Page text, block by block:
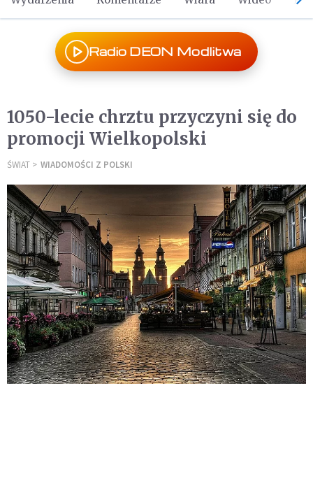
Radio DEON Modlitwa
1050-lecie chrztu przyczyni się do
promocji Wielkopolski
ŚWIAT WIADOMOŚCI Z POLSKI